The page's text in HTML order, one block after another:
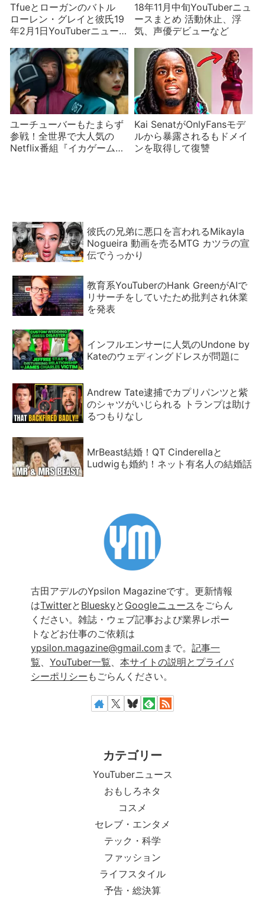
Tfueとローガンのバトル
ローレン・グレイと彼氏19
年2月1日YouTuberニュー
18年11月中旬YouTuberニュ
ースまとめ 活動休止、浮
気、声優デビューなど
ユーチューバーもたまらず
参戦！全世界で大人気の
Netflix番組『イカゲーム』
Kai SenatがOnlyFansモデ
ルから暴露されるもドメイ
ンを取得して復讐
彼氏の兄弟に悪口を言われるMikayla
Nogueira 動画を売るMTG カツラの宣
伝でうっかり
教育系YouTuberのHank GreenがAIで
リサーチをしていたため批判され休業
を発表
インフルエンサーに人気のUndone by
Kateのウェディングドレスが問題に
Andrew Tate逮捕でカプリパンツと紫
のシャツがいじられる トランプは助け
るつもりなし
MrBeast結婚！QT Cinderellaと
Ludwigも婚約！ネット有名人の結婚話
古田アデルのYpsilon Magazineです。更新情報
はTwitterと Blueskyと Googleニュース をごらん
ください。雑誌・ウェブ記事および業界レポー
トなどお仕事のご依頼は
ypsilon.magazine@gmail.com まで。 記事一
覧
YouTuber一覧
本サイトの説明とプライバ
シーポリシー もごらんください。
カテゴリー
YouTuberニュース
おもしろネタ
コスメ
セレブ・エンタメ
テック・科学
ファッション
ライフスタイル
予告・総決算